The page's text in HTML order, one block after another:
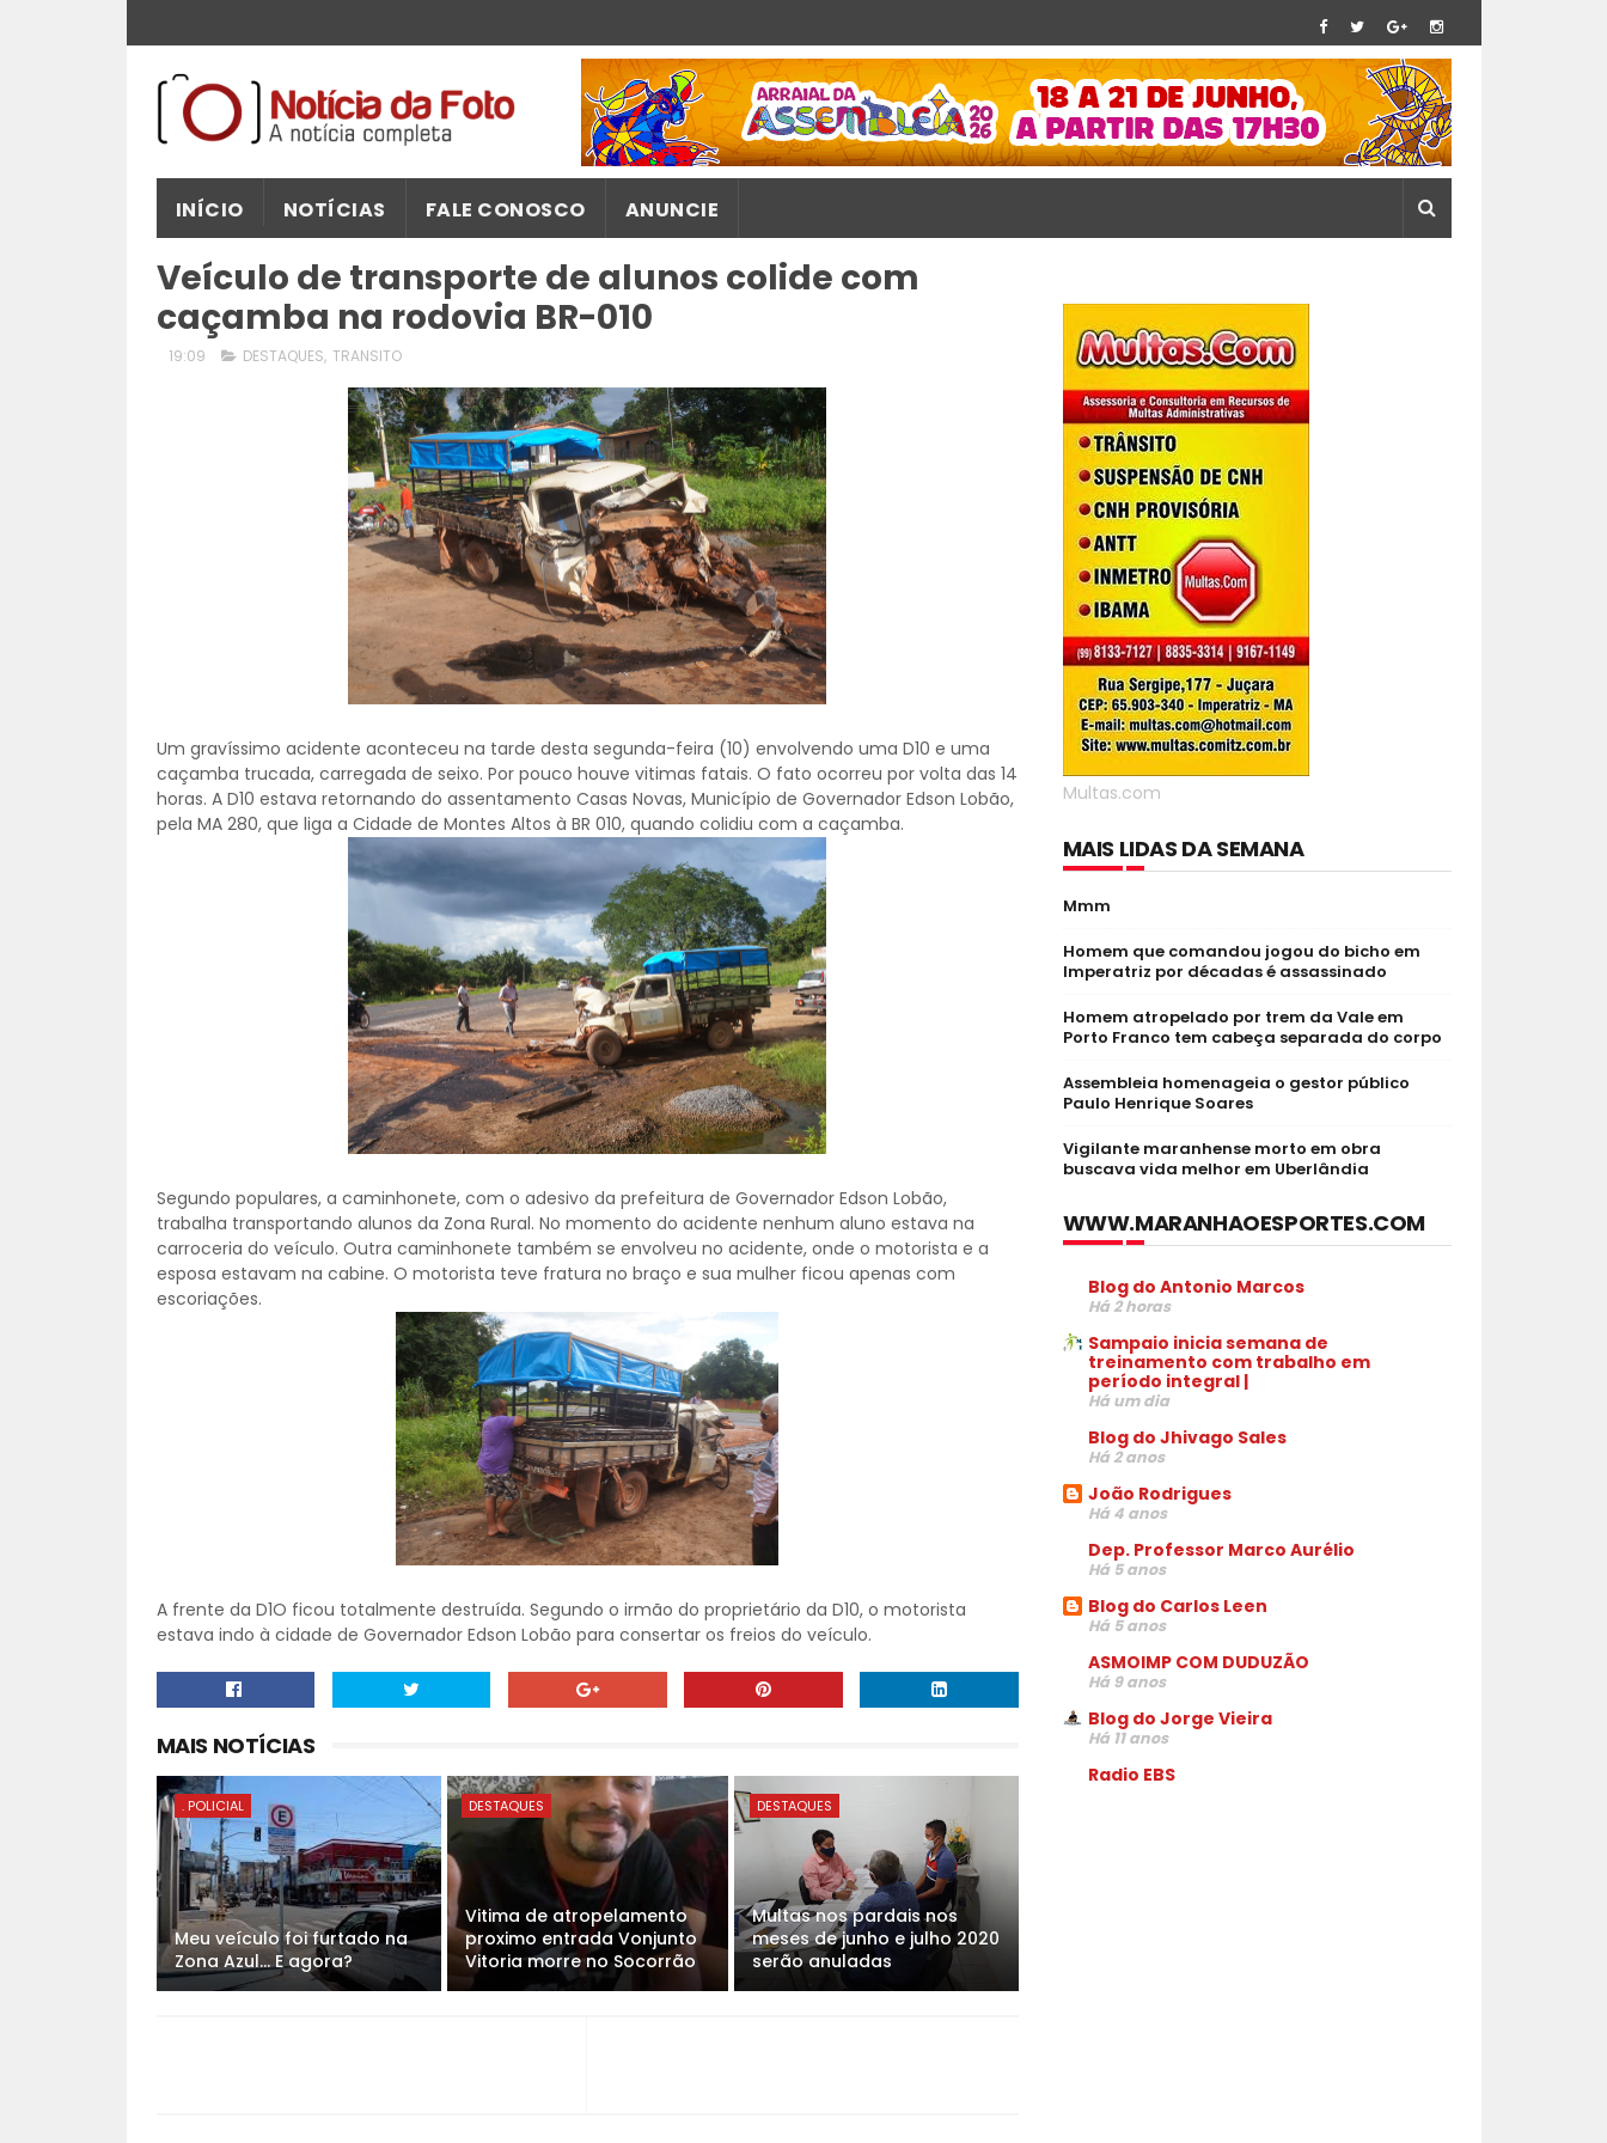
INÍCIO NOTÍCIAS FALE CONOSCO ANUNCIE
Veículo de transporte de alunos colide com
caçamba na rodovia BR-010
19:09 DESTAQUES, TRANSITO
Um gravíssimo acidente aconteceu na tarde desta segunda-feira (10) envolvendo uma D10 e uma
caçamba trucada, carregada de seixo. Por pouco houve vitimas fatais. O fato ocorreu por volta das 14
horas. A D10 estava retornando do assentamento Casas Novas, Município de Governador Edson Lobão,
pela MA 280, que liga a Cidade de Montes Altos à BR 010, quando colidiu com a caçamba.
Segundo populares, a caminhonete, com o adesivo da prefeitura de Governador Edson Lobão,
trabalha transportando alunos da Zona Rural. No momento do acidente nenhum aluno estava na
carroceria do veículo. Outra caminhonete também se envolveu no acidente, onde o motorista e a
esposa estavam na cabine. O motorista teve fratura no braço e sua mulher ficou apenas com
escoriações.
A frente da D1O ficou totalmente destruída. Segundo o irmão do proprietário da D10, o motorista
estava indo à cidade de Governador Edson Lobão para consertar os freios do veículo.
MAIS NOTÍCIAS
. POLICIAL
Meu veículo foi furtado na
Zona Azul... E agora?
DESTAQUES
Vitima de atropelamento
proximo entrada Vonjunto
Vitoria morre no Socorrão
DESTAQUES
Multas nos pardais nos
meses de junho e julho 2020
serão anuladas
Multas.com
MAIS LIDAS DA SEMANA
Mmm
Homem que comandou jogou do bicho em
Imperatriz por décadas é assassinado
Homem atropelado por trem da Vale em
Porto Franco tem cabeça separada do corpo
Assembleia homenageia o gestor público
Paulo Henrique Soares
Vigilante maranhense morto em obra
buscava vida melhor em Uberlândia
WWW.MARANHAOESPORTES.COM
Blog do Antonio Marcos
Há 2 horas
Sampaio inicia semana de
treinamento com trabalho em
período integral |
Há um dia
Blog do Jhivago Sales
Há 2 anos
João Rodrigues
Há 4 anos
Dep. Professor Marco Aurélio
Há 5 anos
Blog do Carlos Leen
Há 5 anos
ASMOIMP COM DUDUZÃO
Há 9 anos
Blog do Jorge Vieira
Há 11 anos
Radio EBS